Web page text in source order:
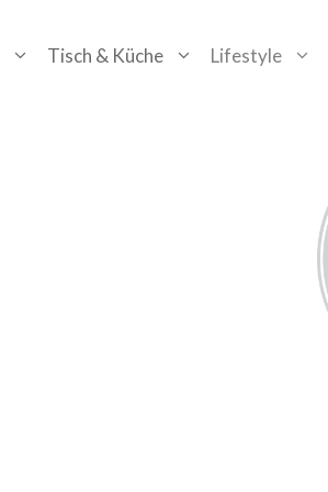
Tisch & Küche Lifestyle